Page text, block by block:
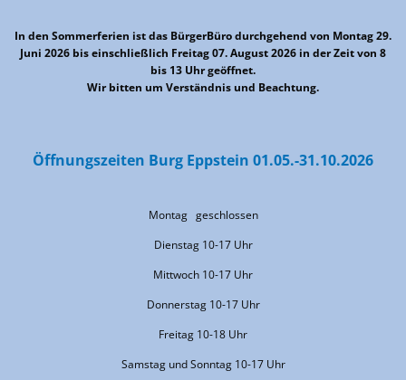
In den Sommerferien ist das BürgerBüro durchgehend von Montag 29.
Juni 2026 bis einschließlich Freitag 07. August 2026 in der Zeit von 8
bis 13 Uhr geöffnet.
Wir bitten um Verständnis und Beachtung.
Öffnungszeiten Burg Eppstein 01.05.-31.10.2026
Montag geschlossen
Dienstag 10-17 Uhr
Mittwoch 10-17 Uhr
Donnerstag 10-17 Uhr
Freitag 10-18 Uhr
Samstag und Sonntag 10-17 Uhr